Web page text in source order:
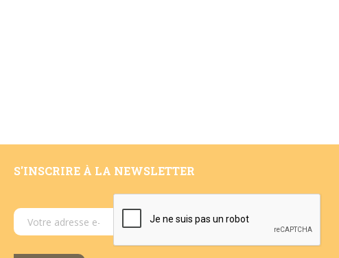
S'INSCRIRE À LA NEWSLETTER